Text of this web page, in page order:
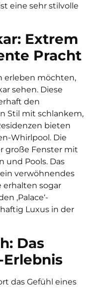
eine sehr stilvolle
Extrem
Pracht
erleben möchten,
sehen. Diese
den
Stil mit schlankem,
bieten
Whirlpool. Die
große Fenster mit
und Pools. Das
verwöhnendes
erhalten sogar
‚Palace‘-
Luxus in der
Das
das Gefühl eines